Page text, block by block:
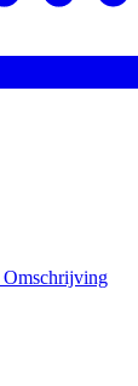
Omschrijving